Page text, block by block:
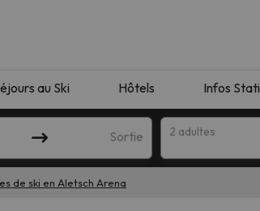
au Ski Hôtels Infos
Sortie 2 adultes
de ski en Aletsch Arena